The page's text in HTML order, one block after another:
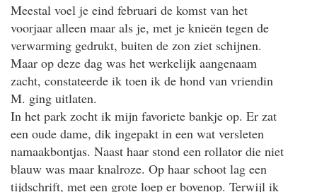
Meestal voel je eind februari de komst van het
voorjaar alleen maar als je, met je knieën tegen de
verwarming gedrukt, buiten de zon ziet schijnen.
Maar op deze dag was het werkelijk aangenaam
zacht, constateerde ik toen ik de hond van vriendin
M. ging uitlaten.
In het park zocht ik mijn favoriete bankje op. Er zat
een oude dame, dik ingepakt in een wat versleten
namaakbontjas. Naast haar stond een rollator die niet
blauw was maar knalroze. Op haar schoot lag een
tijdschrift, met een grote loep er bovenop. Terwijl ik